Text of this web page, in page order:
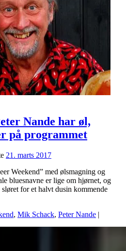
Nande har øl,
på programmet
21. marts 2017
Weekend” med ølsmagning og
bluesnavne er lige om hjørnet, og
for et halvt dusin kommende
, Mik Schack, Peter Nande |